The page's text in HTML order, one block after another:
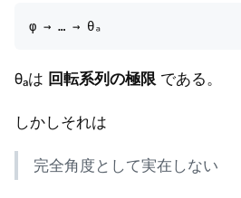
θₐは 回転系列の極限 である。
しかしそれは
完全角度として実在しない